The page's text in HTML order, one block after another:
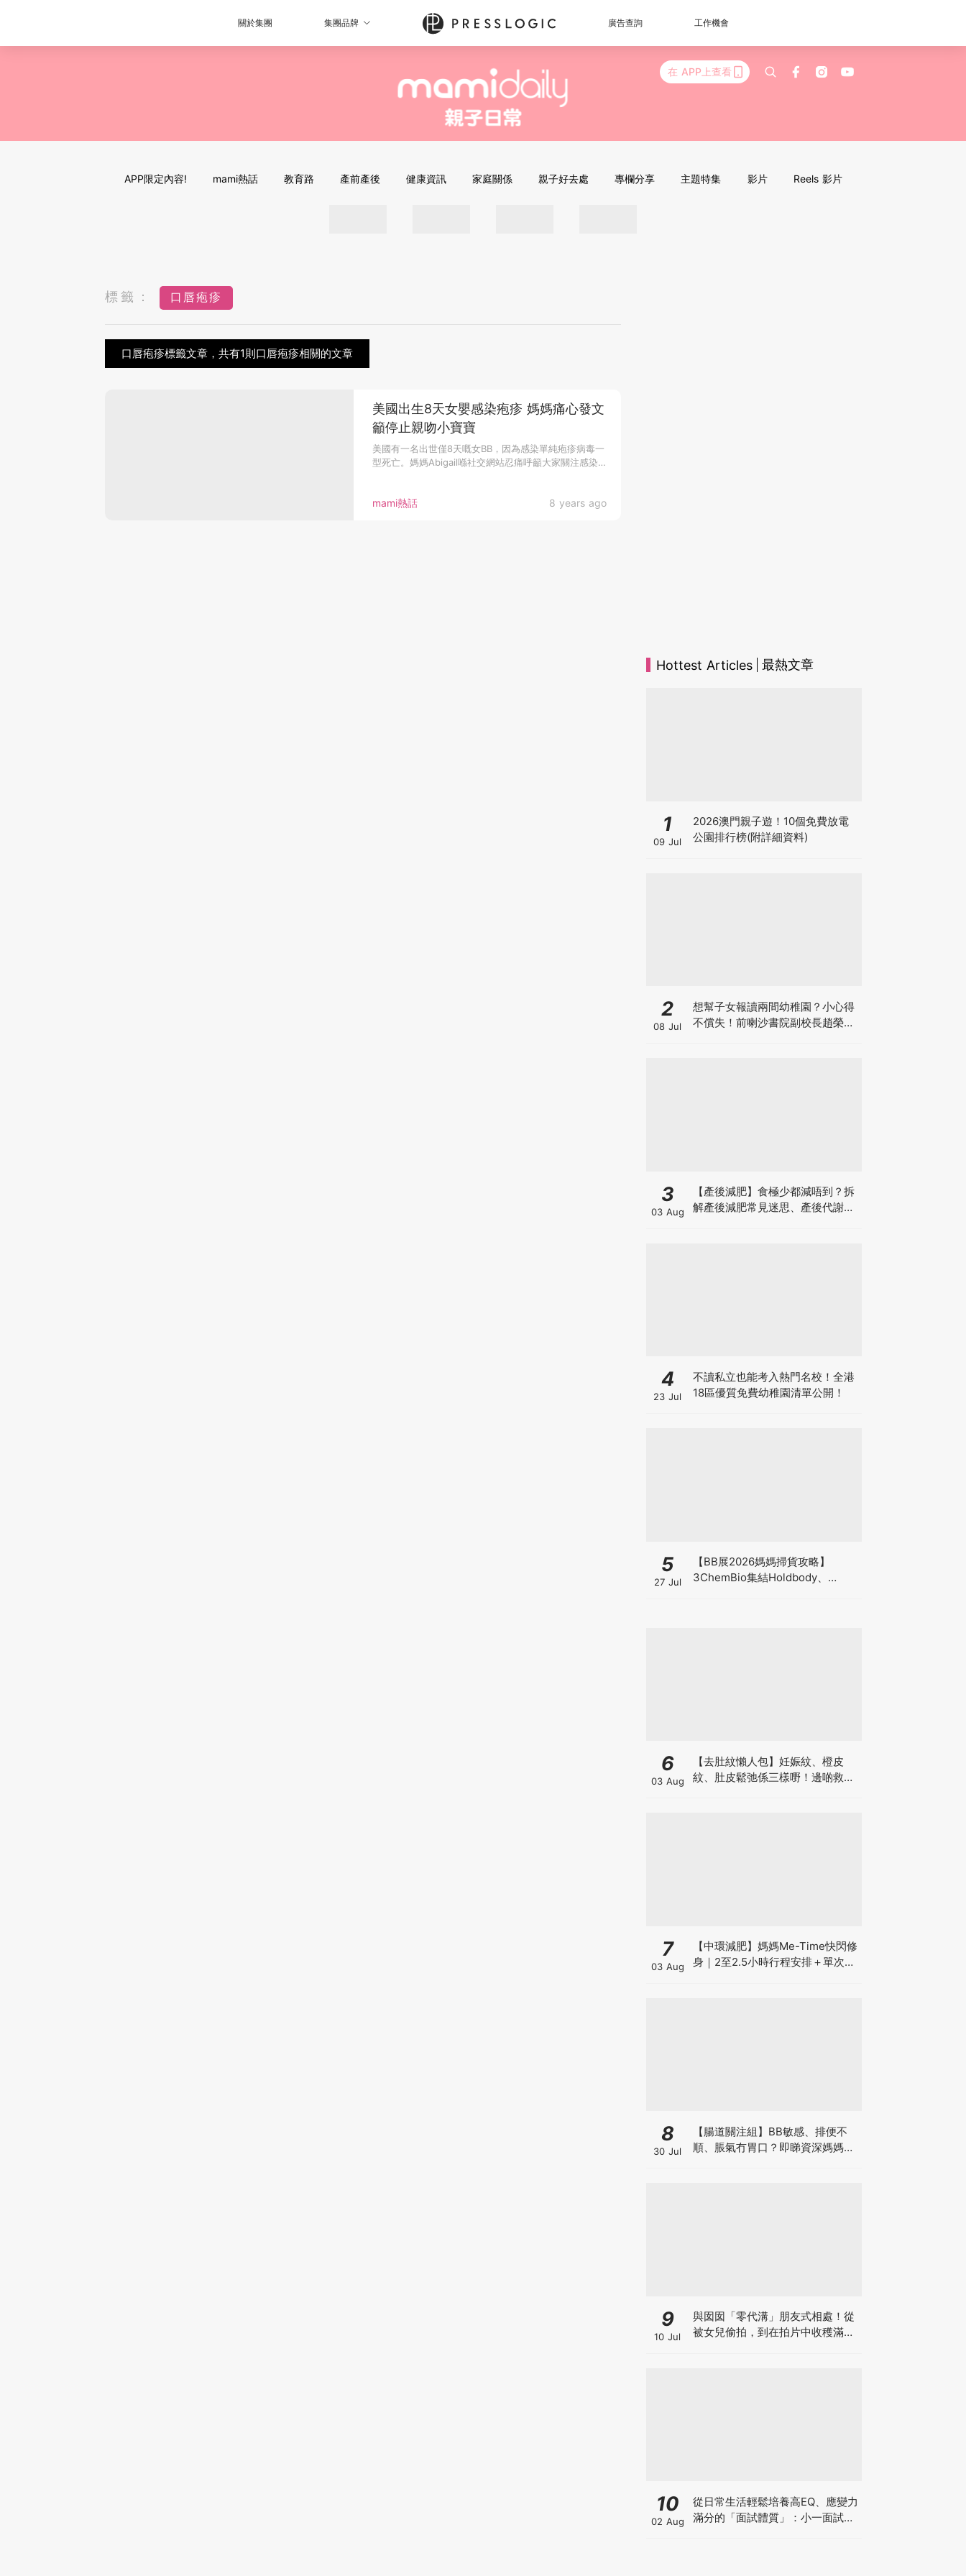
關於集團 集團品牌 廣告查詢 工作機會
在 APP上查看
APP限定內容! mami熱話 教育路 產前產後 健康資訊 家庭關係 親子好去處 專欄分享 主題特集 影片 Reels 影片
標籤： 口唇疱疹
口唇疱疹標籤文章，共有1則口唇疱疹相關的文章
mami熱話 8 years ago
美國出生8天女嬰感染疱疹 媽媽痛心發文
籲停止親吻小寶寶
美國有一名出世僅8天嘅女BB，因為感染單純疱疹病毒一
型死亡。媽媽Abigail喺社交網站忍痛呼籲大家關注感染
Hottest Articles 最熱文章
1
09 Jul
2026澳門親子遊！10個免費放電
公園排行榜(附詳細資料)
2
08 Jul
想幫子女報讀兩間幼稚園？小心得
不償失！前喇沙書院副校長趙榮
3
03 Aug
【產後減肥】食極少都減唔到？拆
解產後減肥常見迷思、產後代謝、
4
23 Jul
不讀私立也能考入熱門名校！全港
18區優質免費幼稚園清單公開！
5
27 Jul
【BB展2026媽媽掃貨攻略】
3ChemBio集結Holdbody、
6
03 Aug
【去肚紋懶人包】妊娠紋、橙皮
紋、肚皮鬆弛係三樣嘢！邊啲救得
7
03 Aug
【中環減肥】媽媽Me-Time快閃修
身｜2至2.5小時行程安排＋單次收
8
30 Jul
【腸道關注組】BB敏感、排便不
順、脹氣冇胃口？即睇資深媽媽分
9
10 Jul
與囡囡「零代溝」朋友式相處！從
被女兒偷拍，到在拍片中收穫滿足
10
02 Aug
從日常生活輕鬆培養高EQ、應變力
滿分的「面試體質」：小一面試最